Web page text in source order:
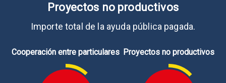
Proyectos no productivos
Importe total de la ayuda pública pagada.
Cooperación entre particulares Proyectos no productivos